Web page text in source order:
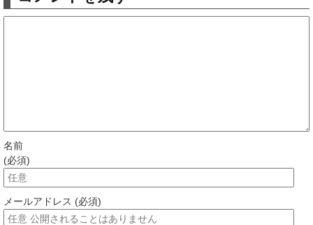
名前
(必須)
メールアドレス (必須)